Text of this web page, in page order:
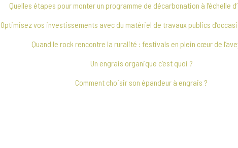
Quelles étapes pour monter un programme de décarbonation à l’échelle
Optimisez vos investissements avec du matériel de travaux publics
Quand le rock rencontre la ruralité : festivals en plein cœur de
Un engrais organique c’est quoi ?
Comment choisir son épandeur à engrais ?